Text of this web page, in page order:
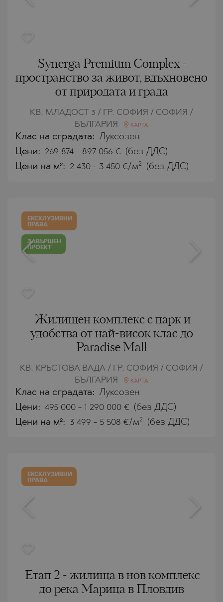
Synerga Premium Complex -
пространство за живот, вдъхновено
от природата и града
КВ. МЛАДОСТ 3 / ГР. СОФИЯ / СОФИЯ /
БЪЛГАРИЯ
КАРТА
Клас на сградата: Луксозен
Цени: 269 874 - 897 056 € (без ДДС)
Цени на м²: 2 430 - 3 450 €/м2 (без ДДС)
ЕКСКЛУЗИВНИ
ПРАВА
ЗАВЪРШЕН
ПРОЕКТ
Жилищен комплекс с парк и
удобства от най-висок клас до
Paradise Mall
КВ. КРЪСТОВА ВАДА / ГР. СОФИЯ / СОФИЯ /
БЪЛГАРИЯ
КАРТА
Клас на сградата: Луксозен
Цени: 495 000 - 1 290 000 € (без ДДС)
Цени на м²: 3 499 - 5 508 €/м2 (без ДДС)
ЕКСКЛУЗИВНИ
ПРАВА
Етап 2 - жилища в нов комплекс
до река Марица в Пловдив